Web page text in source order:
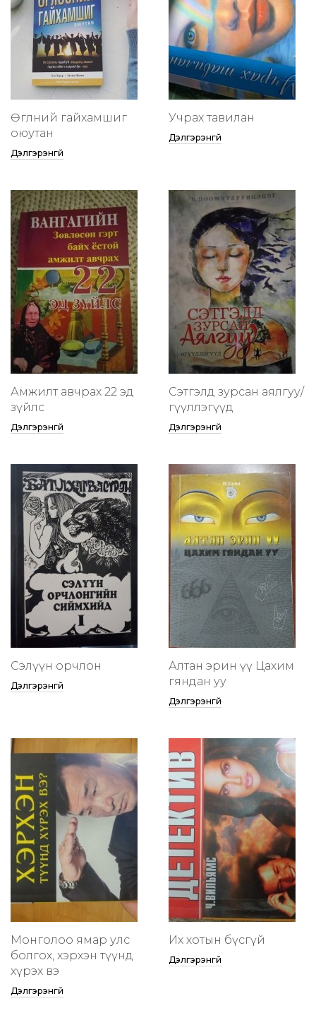
Өглөөний гайхамшиг
оюутан
Дэлгэрэнгүй
Учрах тавилан
Дэлгэрэнгүй
Амжилт авчрах 22 эд
зүйлс
Дэлгэрэнгүй
Сэтгэлд зурсан аялгуу/
өгүүллэгүүд
Дэлгэрэнгүй
Сэлүүн орчлон
Дэлгэрэнгүй
Алтан эрин үү Цахим
гяндан уу
Дэлгэрэнгүй
Монголоо ямар улс
болгох, хэрхэн түүнд
хүрэх вэ
Дэлгэрэнгүй
Их хотын бүсгүй
Дэлгэрэнгүй